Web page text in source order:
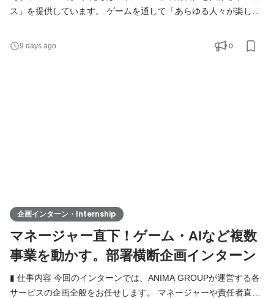
ス」を提供しています。 ゲームを通して「あらゆる人々が楽し
に挑戦します。 【募集背景】 私たちは「ユーザーファースト」で
あることを大切にしています。これまでプロダクトの要件定義は
9 days ago 0
企画インターン・Internship
マネージャー直下！ゲーム・AIなど複数
事業を動かす。部署横断企画インターン
▮ 仕事内容 今回のインターンでは、ANIMA GROUPが運営する各
サービスの企画全般をお任せします。 マネージャーや責任者直下